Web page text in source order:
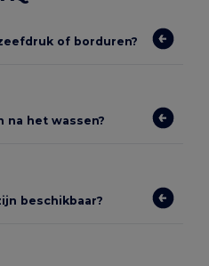
of borduren?
na het wassen?
beschikbaar?